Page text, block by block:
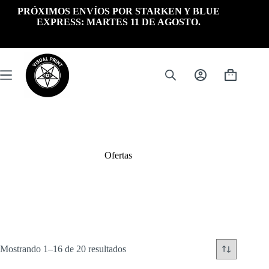
PRÓXIMOS ENVÍOS POR STARKEN Y BLUE
EXPRESS: MARTES 11 DE AGOSTO.
Carrito
Ofertas
Mostrando 1–16 de 20 resultadosOrdenado